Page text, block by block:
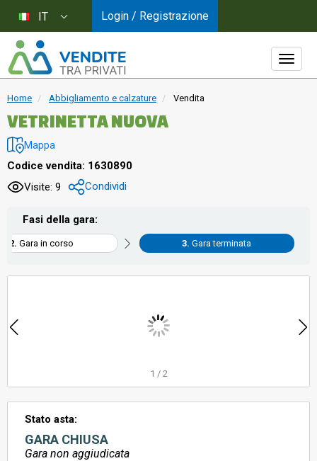
Home Abbigliamento e calzature Vendita
VETRINETTA NUOVA
Mappa
Codice vendita: 1630890
Visite: 9
Condividi
Fasi della gara:
Gara in corso Gara terminata
1 / 2
Stato asta:
GARA CHIUSA
Gara non aggiudicata
IT Login / Registrazione